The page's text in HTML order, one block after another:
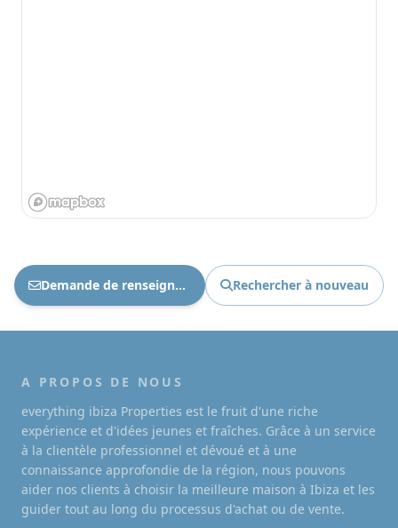
Demande de renseignements Ref : 1886 Rechercher à nouveau
A PROPOS DE NOUS
everything ibiza Properties est le fruit d'une riche
expérience et d'idées jeunes et fraîches. Grâce à un service
à la clientèle professionnel et dévoué et à une
connaissance approfondie de la région, nous pouvons
aider nos clients à choisir la meilleure maison à Ibiza et les
guider tout au long du processus d'achat ou de vente.